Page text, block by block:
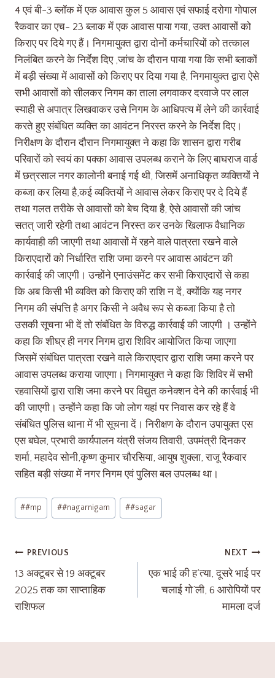
4 एवं बी-3 ब्लॉक में एक आवास कुल 5 आवास एवं सफाई दरोगा गोपाल
रैकवार का एच- 23 ब्लाक में एक आवास पाया गया, उक्त आवासों को
किराए पर दिये गए हैं। निगमायुक्त द्वारा दोनों कर्मचारियों को तत्काल
निलंबित करने के निर्देश दिए ,जांच के दौरान पाया गया कि सभी ब्लाकों
में बड़ी संख्या में आवासों को किराए पर दिया गया है, निगमायुक्त द्वारा ऐसे
सभी आवासों को सीलकर निगम का ताला लगवाकर दरवाजे पर लाल
स्याही से अपात्र लिखवाकर उसे निगम के आधिपत्य में लेने की कार्रवाई
करते हुए संबंधित व्यक्ति का आवंटन निरस्त करने के निर्देश दिए।
निरीक्षण के दौरान दौरान निगमायुक्त ने कहा कि शासन द्वारा गरीब
परिवारों को स्वयं का पक्का आवास उपलब्ध कराने के लिए बाघराज वार्ड
में छत्रसाल नगर कालोनी बनाई गई थी, जिसमें अनाधिकृत व्यक्तियों ने
कब्जा कर लिया है,कई व्यक्तियों ने आवास लेकर किराए पर दे दिये हैं
तथा गलत तरीके से आवासों को बेच दिया है, ऐसे आवासों की जांच
सतत् जारी रहेगी तथा आवंटन निरस्त कर उनके खिलाफ वैधानिक
कार्यवाही की जाएगी तथा आवासों में रहने वाले पात्रता रखने वाले
किराएदारों को निर्धारित राशि जमा करने पर आवास आवंटन की
कार्रवाई की जाएगी। उन्होंने एनाउंसमेंट कर सभी किराएदारों से कहा
कि अब किसी भी व्यक्ति को किराए की राशि न दें, क्योंकि यह नगर
निगम की संपत्ति है अगर किसी ने अवैध रूप से कब्जा किया है तो
उसकी सूचना भी दें तो संबंधित के विरुद्ध कार्रवाई की जाएगी । उन्होंने
कहा कि शीघ्र ही नगर निगम द्वारा शिविर आयोजित किया जाएगा
जिसमें संबंधित पात्रता रखने वाले किराएदार द्वारा राशि जमा करने पर
आवास उपलब्ध कराया जाएगा। निगमायुक्त ने कहा कि शिविर में सभी
रहवासियों द्वारा राशि जमा करने पर विद्युत कनेक्शन देने की कार्रवाई भी
की जाएगी। उन्होंने कहा कि जो लोग यहां पर निवास कर रहे हैं वे
संबंधित पुलिस थाना में भी सूचना दें। निरीक्षण के दौरान उपायुक्त एस
एस बघेल, प्रभारी कार्यपालन यंत्री संजय तिवारी, उपमंत्री दिनकर
शर्मा, महादेव सोनी,कृष्ण कुमार चौरसिया, आयुष शुक्ला, राजू रैकवार
सहित बड़ी संख्या में नगर निगम एवं पुलिस बल उपलब्ध था।
##mp ##nagarnigam ##sagar
PREVIOUS
13 अक्टूबर से 19 अक्टूबर
2025 तक का साप्ताहिक
राशिफल
NEXT
एक भाई की ह’त्या, दूसरे भाई पर
चलाई गो’ली, 6 आरोपियों पर
मामला दर्ज